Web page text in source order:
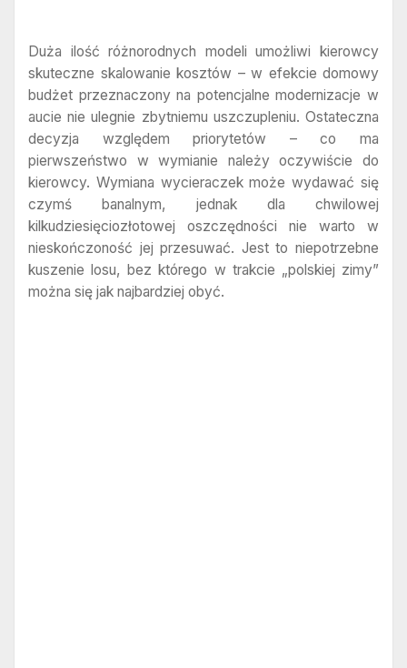
Duża ilość różnorodnych modeli umożliwi kierowcy
skuteczne skalowanie kosztów – w efekcie domowy
budżet przeznaczony na potencjalne modernizacje w
aucie nie ulegnie zbytniemu uszczupleniu. Ostateczna
decyzja względem priorytetów – co ma
pierwszeństwo w wymianie należy oczywiście do
kierowcy. Wymiana wycieraczek może wydawać się
czymś banalnym, jednak dla chwilowej
kilkudziesięciozłotowej oszczędności nie warto w
nieskończoność jej przesuwać. Jest to niepotrzebne
kuszenie losu, bez którego w trakcie „polskiej zimy”
można się jak najbardziej obyć.